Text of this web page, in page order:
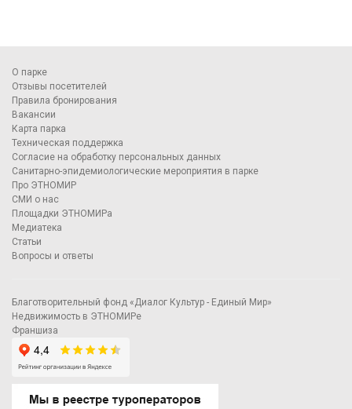
О парке
Отзывы посетителей
Правила бронирования
Вакансии
Карта парка
Техническая поддержка
Согласие на обработку персональных данных
Санитарно-эпидемиологические мероприятия в парке
Про ЭТНОМИР
СМИ о нас
Площадки ЭТНОМИРа
Медиатека
Статьи
Вопросы и ответы
Благотворительный фонд «Диалог Культур - Единый Мир»
Недвижимость в ЭТНОМИРе
Франшиза